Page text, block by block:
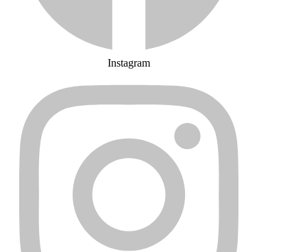
Instagram